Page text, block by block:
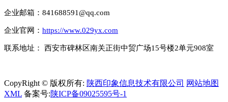
企业邮箱：841688591@qq.com
企业官网： https://www.029yx.com
联系地址： 西安市碑林区南关正街中贸广场15号楼2单元908室
CopyRight © 版权所有: 陕西印象信息技术有限公司 网站地图
XML 备案号:陕ICP备09025595号-1